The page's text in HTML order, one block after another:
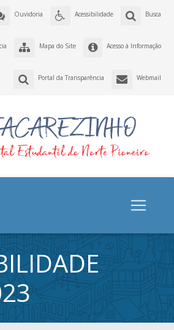
Busca
Acessibilidade
Ouvidoria
Acesso à Informação
Mapa do Site
Webmail
Portal da Transparência